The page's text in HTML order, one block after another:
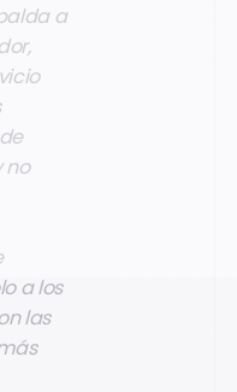
a
no
a los
las